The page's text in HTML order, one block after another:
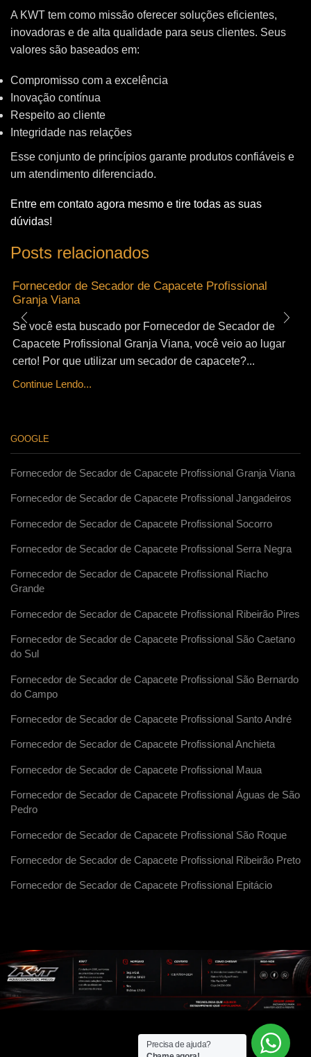
A KWT tem como missão oferecer soluções eficientes,
inovadoras e de alta qualidade para seus clientes. Seus
valores são baseados em:
Compromisso com a excelência
Inovação contínua
Respeito ao cliente
Integridade nas relações
Esse conjunto de princípios garante produtos confiáveis e
um atendimento diferenciado.
Entre em contato agora mesmo e tire todas as suas
dúvidas!
Posts relacionados
Fornecedor de Secador de Capacete Profissional
Granja Viana
Se você esta buscado por Fornecedor de Secador de
Capacete Profissional Granja Viana, você veio ao lugar
certo! Por que utilizar um secador de capacete?...
Continue Lendo...
GOOGLE
Fornecedor de Secador de Capacete Profissional Granja Viana
Fornecedor de Secador de Capacete Profissional Jangadeiros
Fornecedor de Secador de Capacete Profissional Socorro
Fornecedor de Secador de Capacete Profissional Serra Negra
Fornecedor de Secador de Capacete Profissional Riacho
Grande
Fornecedor de Secador de Capacete Profissional Ribeirão Pires
Fornecedor de Secador de Capacete Profissional São Caetano
do Sul
Fornecedor de Secador de Capacete Profissional São Bernardo
do Campo
Fornecedor de Secador de Capacete Profissional Santo André
Fornecedor de Secador de Capacete Profissional Anchieta
Fornecedor de Secador de Capacete Profissional Maua
Fornecedor de Secador de Capacete Profissional Águas de São
Pedro
Fornecedor de Secador de Capacete Profissional São Roque
Fornecedor de Secador de Capacete Profissional Ribeirão Preto
Fornecedor de Secador de Capacete Profissional Epitácio
Precisa de ajuda?